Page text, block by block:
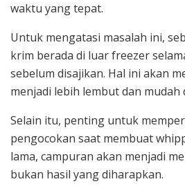
waktu yang tepat.
Untuk mengatasi masalah ini,
krim berada di luar freezer
sebelum disajikan. Hal ini akan
menjadi lebih lembut dan mudah
Selain itu, penting untuk
pengocokan saat membuat
lama, campuran akan menjadi
bukan hasil yang diharapkan.